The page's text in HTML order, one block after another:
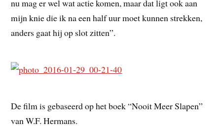
nu mag er wel wat actie komen, maar dat ligt ook aan
mijn knie die ik na een half uur moet kunnen strekken,
anders gaat hij op slot zitten”.
De film is gebaseerd op het boek “Nooit Meer Slapen”
van W.F. Hermans.